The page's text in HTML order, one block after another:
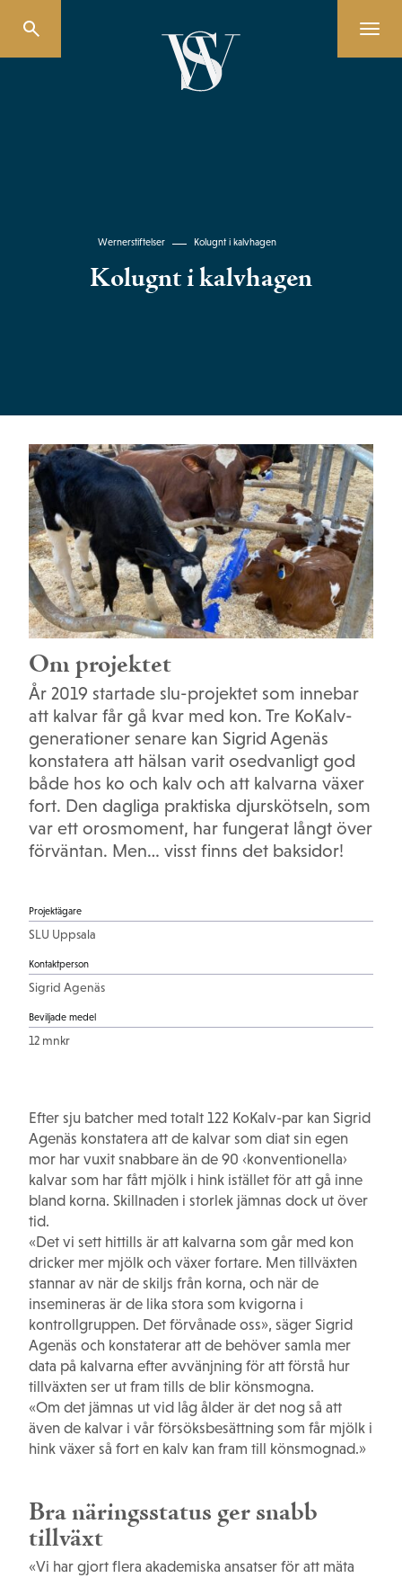
Wernerstiftelser Kolugnt i kalvhagen
Kolugnt i kalvhagen
Om projektet
År 2019 startade slu-projektet som innebar
att kalvar får gå kvar med kon. Tre KoKalv-
generationer senare kan Sigrid Agenäs
konstatera att hälsan varit osedvanligt god
både hos ko och kalv och att kalvarna växer
fort. Den dagliga praktiska djurskötseln, som
var ett orosmoment, har fungerat långt över
förväntan. Men… visst finns det baksidor!
Projektägare
SLU Uppsala
Kontaktperson
Sigrid Agenäs
Beviljade medel
12 mnkr
Efter sju batcher med totalt 122 KoKalv-par kan Sigrid
Agenäs konstatera att de kalvar som diat sin egen
mor har vuxit snabbare än de 90 ‹konventionella›
kalvar som har fått mjölk i hink istället för att gå inne
bland korna. Skillnaden i storlek jämnas dock ut över
tid.
«Det vi sett hittills är att kalvarna som går med kon
dricker mer mjölk och växer fortare. Men tillväxten
stannar av när de skiljs från korna, och när de
insemineras är de lika stora som kvigorna i
kontrollgruppen. Det förvånade oss», säger Sigrid
Agenäs och kons­taterar att de behöver samla mer
data på kalvarna efter avvänjning för att förstå hur
tillväxten ser ut fram tills de blir könsmogna.
«Om det jämnas ut vid låg ålder är det nog så att
även de kalvar i vår försöksbesättning som får mjölk i
hink växer så fort en kalv kan fram till könsmognad.»
Bra näringsstatus ger snabb
tillväxt
«Vi har gjort flera akademiska ansatser för att mäta